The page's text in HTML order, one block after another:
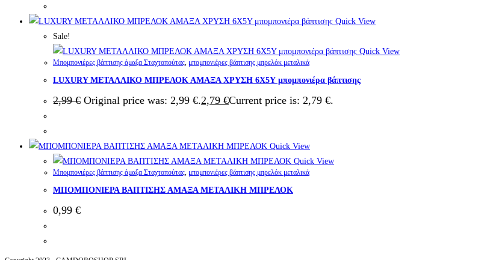
Quick View
Sale!
Quick View
Μπομπονιέρες βάπτισης άμαξα Σταχτοπούτας μπομπονιέρες βάπτισης μπρελόκ μεταλικά
LUXURY ΜΕΤΑΛΛΙΚΟ ΜΠΡΕΛΟΚ ΑΜΑΞΑ ΧΡΥΣΗ 6Χ5Υ μπομπονιέρα βάπτισης
2,99€ Original price was: 2,99 €.2,79 €Current price is: 2,79 €.
Quick View
Quick View
Μπομπονιέρες βάπτισης άμαξα Σταχτοπούτας μπομπονιέρες βάπτισης μπρελόκ μεταλικά
ΜΠΟΜΠΟΝΙΕΡΑ ΒΑΠΤΙΣΗΣ ΑΜΑΞΑ ΜΕΤΑΛΙΚΗ ΜΠΡΕΛΟΚ
0,99 €